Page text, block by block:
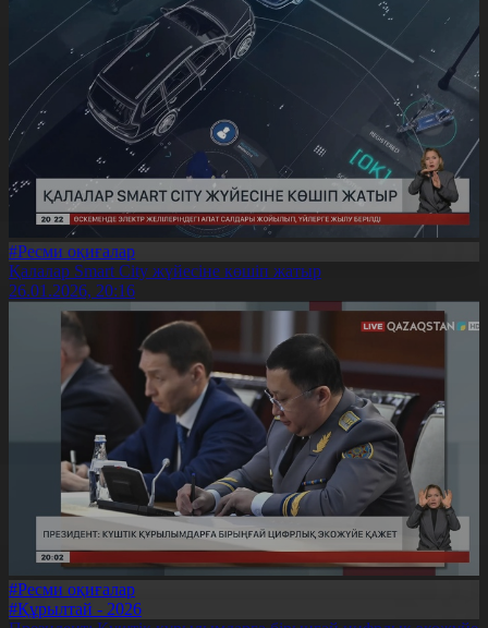
#Ресми оқиғалар
Қалалар Smart City жүйесіне көшіп жатыр
26.01.2026, 20:16
#Ресми оқиғалар
#Құрылтай - 2026